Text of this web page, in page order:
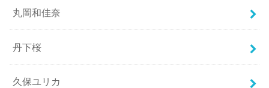
丸岡和佳奈
丹下桜
久保ユリカ